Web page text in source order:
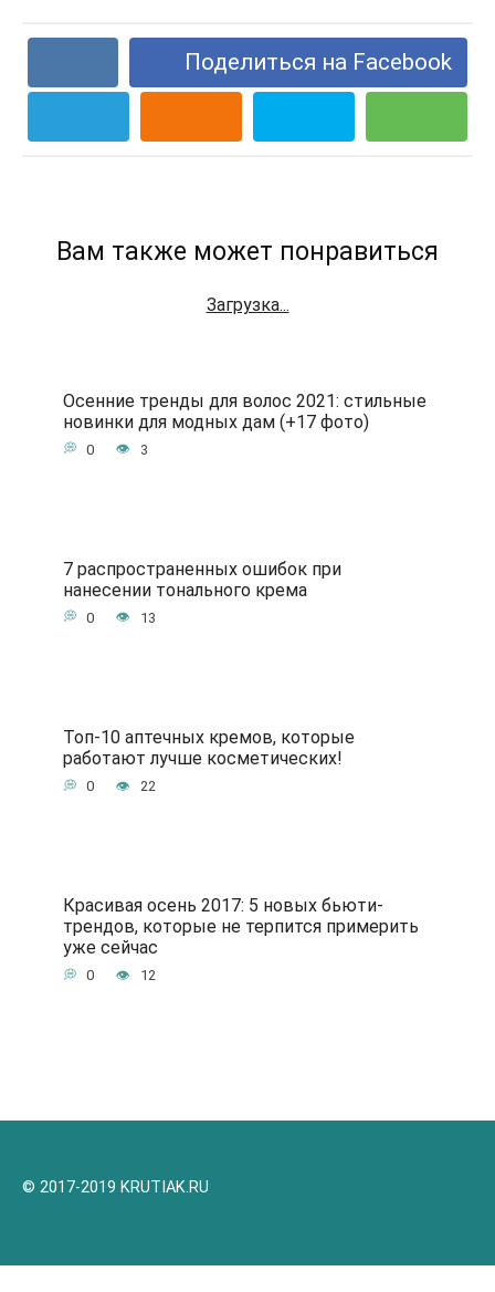
Поделиться на Facebook
Вам также может понравиться
Загрузка...
Осенние тренды для волос 2021: стильные
новинки для модных дам (+17 фото)
0 3
7 распространенных ошибок при
нанесении тонального крема
0 13
Топ-10 аптечных кремов, которые
работают лучше косметических!
0 22
Красивая осень 2017: 5 новых бьюти-
трендов, которые не терпится примерить
уже сейчас
0 12
© 2017-2019 KRUTIAK.RU